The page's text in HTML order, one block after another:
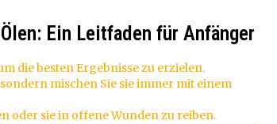
Ein Leitfaden für Anfänger
die besten Ergebnisse zu erzielen.
mischen Sie sie immer mit einem
oder sie in offene Wunden zu reiben.